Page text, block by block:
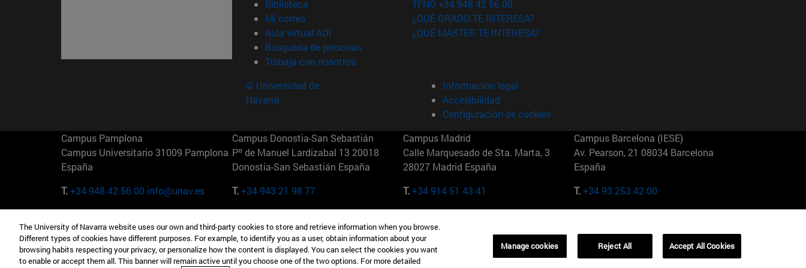
Biblioteca (abre en nueva ventana)
Mi correo(abre en nueva ventana)
Aula virtual ADI (abre en nueva ventana)
Búsqueda de personas(abre en nueva ventana)
Trabaja con nosotros(abre en nueva ventana)
TFNO +34 948 42 56 00
¿QUÉ GRADO TE INTERESA?
¿QUÉ MÁSTER TE INTERESA?
© Universidad de
Navarra
Información legal
Accesibilidad
Configuración de cookies
Campus Pamplona
Campus Universitario 31009 Pamplona
España
T.+34 948 42 56 00 info@unav.es
Campus Donostia-San Sebastián
Pº de Manuel Lardizabal 13 20018
Donostia-San Sebastián España
T.+34 943 21 98 77
Campus Madrid
Calle Marquesado de Sta. Marta, 3
28027 Madrid España
T.+34 914 51 43 41
Campus Barcelona (IESE)
Av. Pearson, 21 08034 Barcelona
España
T.+34 93 253 42 00
Camino del Cerro Águila 3 28023
Madrid España
165 W 57th St 10019-2201 Nueva York
EE.UU
Maria-Theresia-Straße 15 81675
Múnich Alemania
01321001 Bela Vista Brasil
The University of Navarra website uses our own and third-party cookies to store and retrieve information when you browse.
Different types of cookies have different purposes. For example, to identify you as a user, obtain information about your
browsing habits respecting your privacy, or personalize how the content is displayed. You can select the cookies you want
to enable or accept them all. This banner will remain active until you choose one of the two options. For more detailed
Manage cookies Reject All Accept All Cookies